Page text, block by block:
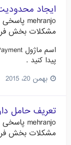
ایجاد
mehranjo پاسخی
مشکلات بخش
پیدا کنید .
بهمن 20، 2015
تعریف حامل
mehranjo پاسخی
مشکلات بخش